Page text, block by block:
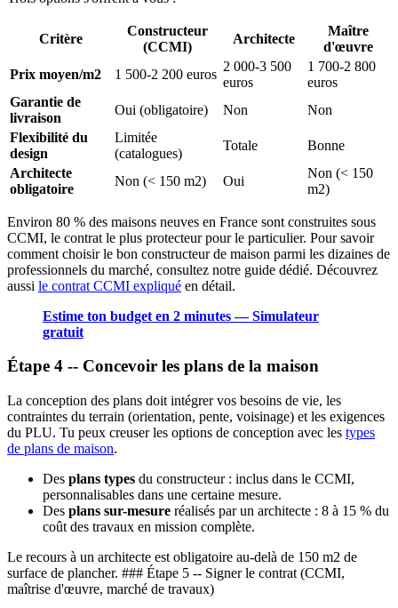
Critère
Constructeur
(CCMI)
Architecte
Maître
d'œuvre
Prix moyen/m2
1 500-2 200 euros
2 000-3 500
euros
1 700-2 800
euros
Garantie de
livraison
Oui (obligatoire) Non
Non
Flexibilité du
design
Limitée
(catalogues)
Totale
Bonne
Architecte
obligatoire
Non (< 150 m2) Oui
Non (< 150
m2)
Environ 80 % des maisons neuves en France sont construites sous
CCMI, le contrat le plus protecteur pour le particulier. Pour savoir
comment choisir le bon constructeur de maison parmi les dizaines de
professionnels du marché, consultez notre guide dédié. Découvrez
aussi le contrat CCMI expliqué en détail.
Estime ton budget en 2 minutes — Simulateur
gratuit
Étape 4 -- Concevoir les plans de la maison
La conception des plans doit intégrer vos besoins de vie, les
contraintes du terrain (orientation, pente, voisinage) et les exigences
du PLU. Tu peux creuser les options de conception avec les types
de plans de maison.
Des plans types du constructeur : inclus dans le CCMI,
personnalisables dans une certaine mesure.
Des plans sur-mesure réalisés par un architecte : 8 à 15 % du
coût des travaux en mission complète.
Le recours à un architecte est obligatoire au-delà de 150 m2 de
surface de plancher. ### Étape 5 -- Signer le contrat (CCMI,
maîtrise d'œuvre, marché de travaux)